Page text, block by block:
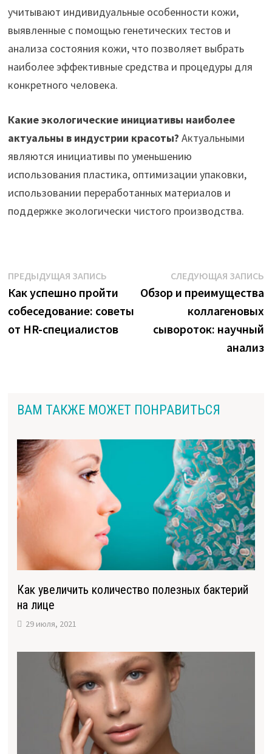
учитывают индивидуальные особенности кожи,
выявленные с помощью генетических тестов и
анализа состояния кожи, что позволяет выбрать
наиболее эффективные средства и процедуры для
конкретного человека.
Какие экологические инициативы наиболее
актуальны в индустрии красоты? Актуальными
являются инициативы по уменьшению
использования пластика, оптимизации упаковки,
использовании переработанных материалов и
поддержке экологически чистого производства.
Навигация
по
записям
ПРЕДЫДУЩАЯ ЗАПИСЬПредыдущая
запись:
Как успешно пройти
собеседование: советы
от HR-специалистов
СЛЕДУЮЩАЯ ЗАПИСЬ
Обзор и преимущества
коллагеновых
сывороток: научный
анализ
ВАМ ТАКЖЕ МОЖЕТ ПОНРАВИТЬСЯ
Как увеличить количество полезных бактерий
на лице
29 июля, 2021